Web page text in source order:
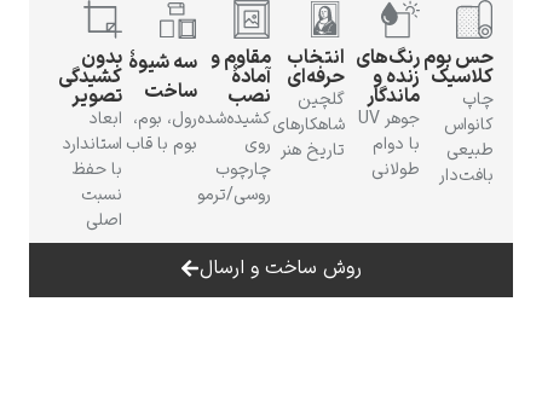
ادگار دگا
حس بوم
کلاسیک
چاپ
کانواس
طبیعی
بافت‌دار
رنگ‌های
زنده و
ماندگار
جوهر UV
با دوام
طولانی
انتخاب
حرفه‌ای
گلچین
شاهکارهای
تاریخ هنر
مقاوم و
آمادهٔ
نصب
کشیده‌شده
روی
چارچوب
روسی/ترمو
سه شیوهٔ
ساخت
رول، بوم،
بوم با قاب
بدون
کشیدگی
تصویر
ابعاد
استاندارد
با حفظ
نسبت
اصلی
روش ساخت و ارسال